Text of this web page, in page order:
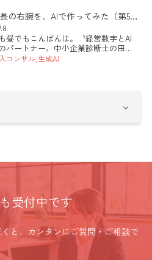
から、こんな言葉が出てきました。時
見合う働きをしてくれる […]
長の右腕を、AIで作ってみた（第5
終回）」
昼でもこんばんは。〝経営数字とAI
パートナー〟中小企業診断士の田中
です。 全5回でお届けしてきた「社長
コンサル 生成AI
受付中です
と、カンタンにご質問・ご相談で